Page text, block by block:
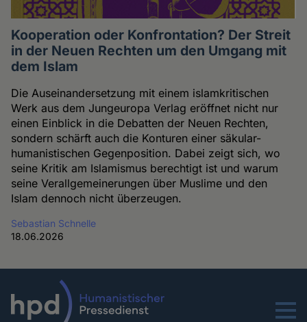
Kooperation oder Konfrontation? Der Streit
in der Neuen Rechten um den Umgang mit
dem Islam
Die Auseinandersetzung mit einem islamkritischen
Werk aus dem Jungeuropa Verlag eröffnet nicht nur
einen Einblick in die Debatten der Neuen Rechten,
sondern schärft auch die Konturen einer säkular-
humanistischen Gegenposition. Dabei zeigt sich, wo
seine Kritik am Islamismus berechtigt ist und warum
seine Verallgemeinerungen über Muslime und den
Islam dennoch nicht überzeugen.
Sebastian Schnelle
18.06.2026
Menu